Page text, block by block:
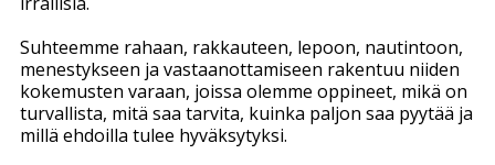
Suhteemme rahaan, rakkauteen, lepoon, nautintoon,
menestykseen ja vastaanottamiseen rakentuu niiden
kokemusten varaan, joissa olemme oppineet, mikä on
turvallista, mitä saa tarvita, kuinka paljon saa pyytää ja
millä ehdoilla tulee hyväksytyksi.